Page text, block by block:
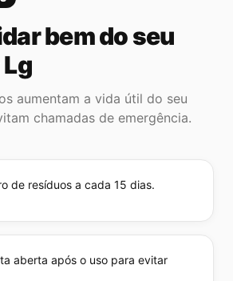
bem do seu
aumentam a vida útil do seu
chamadas de emergência.
de resíduos a cada 15 dias.
aberta após o uso para evitar